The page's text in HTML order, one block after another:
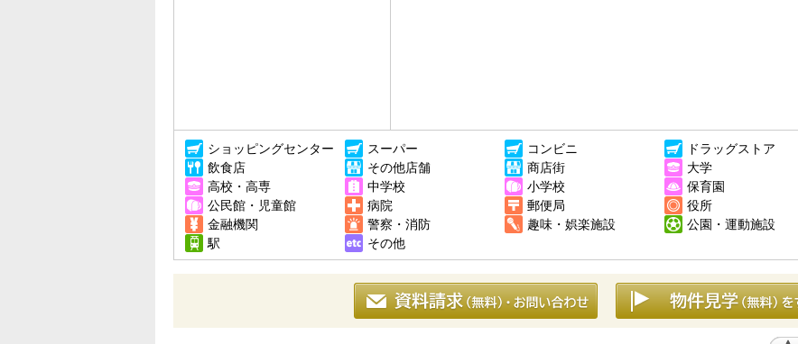
ショッピングセンター スーパー コンビニ ドラッグストア
飲食店
その他店舗 商店街 大学
高校・高専
中学校 小学校 保育園
公民館・児童館
病院 郵便局 役所
金融機関
警察・消防 趣味・娯楽施設 公園・運動施設
駅
その他